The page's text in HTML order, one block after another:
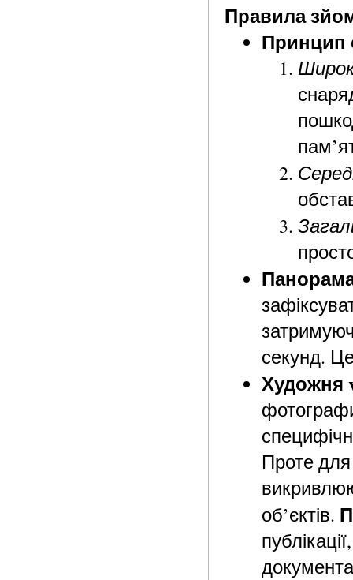
Правила
Принцип
секунд.
Художня
Проте для
об’єктів.